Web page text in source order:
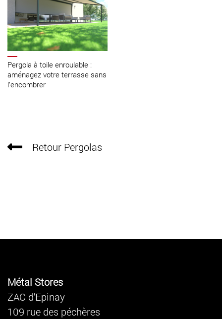
Pergola à toile enroulable :
aménagez votre terrasse sans
l’encombrer
Retour Pergolas
Métal Stores
ZAC d'Epinay
109 rue des péchères